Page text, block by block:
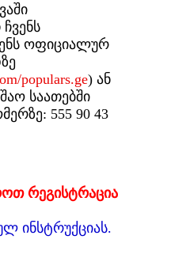
ოფიციალურ
populars.ge) ან
საათებში
555 90 43
რეგისტრაცია
ინსტრუქციას.